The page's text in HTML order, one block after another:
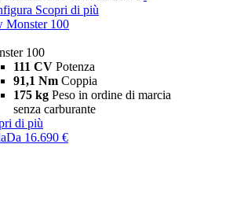
Scopri di più
Monster 100
100
111 CV Potenza
91,1 Nm Coppia
175 kg Peso in ordine di marcia
senza carburante
di più
Da 16.690 €